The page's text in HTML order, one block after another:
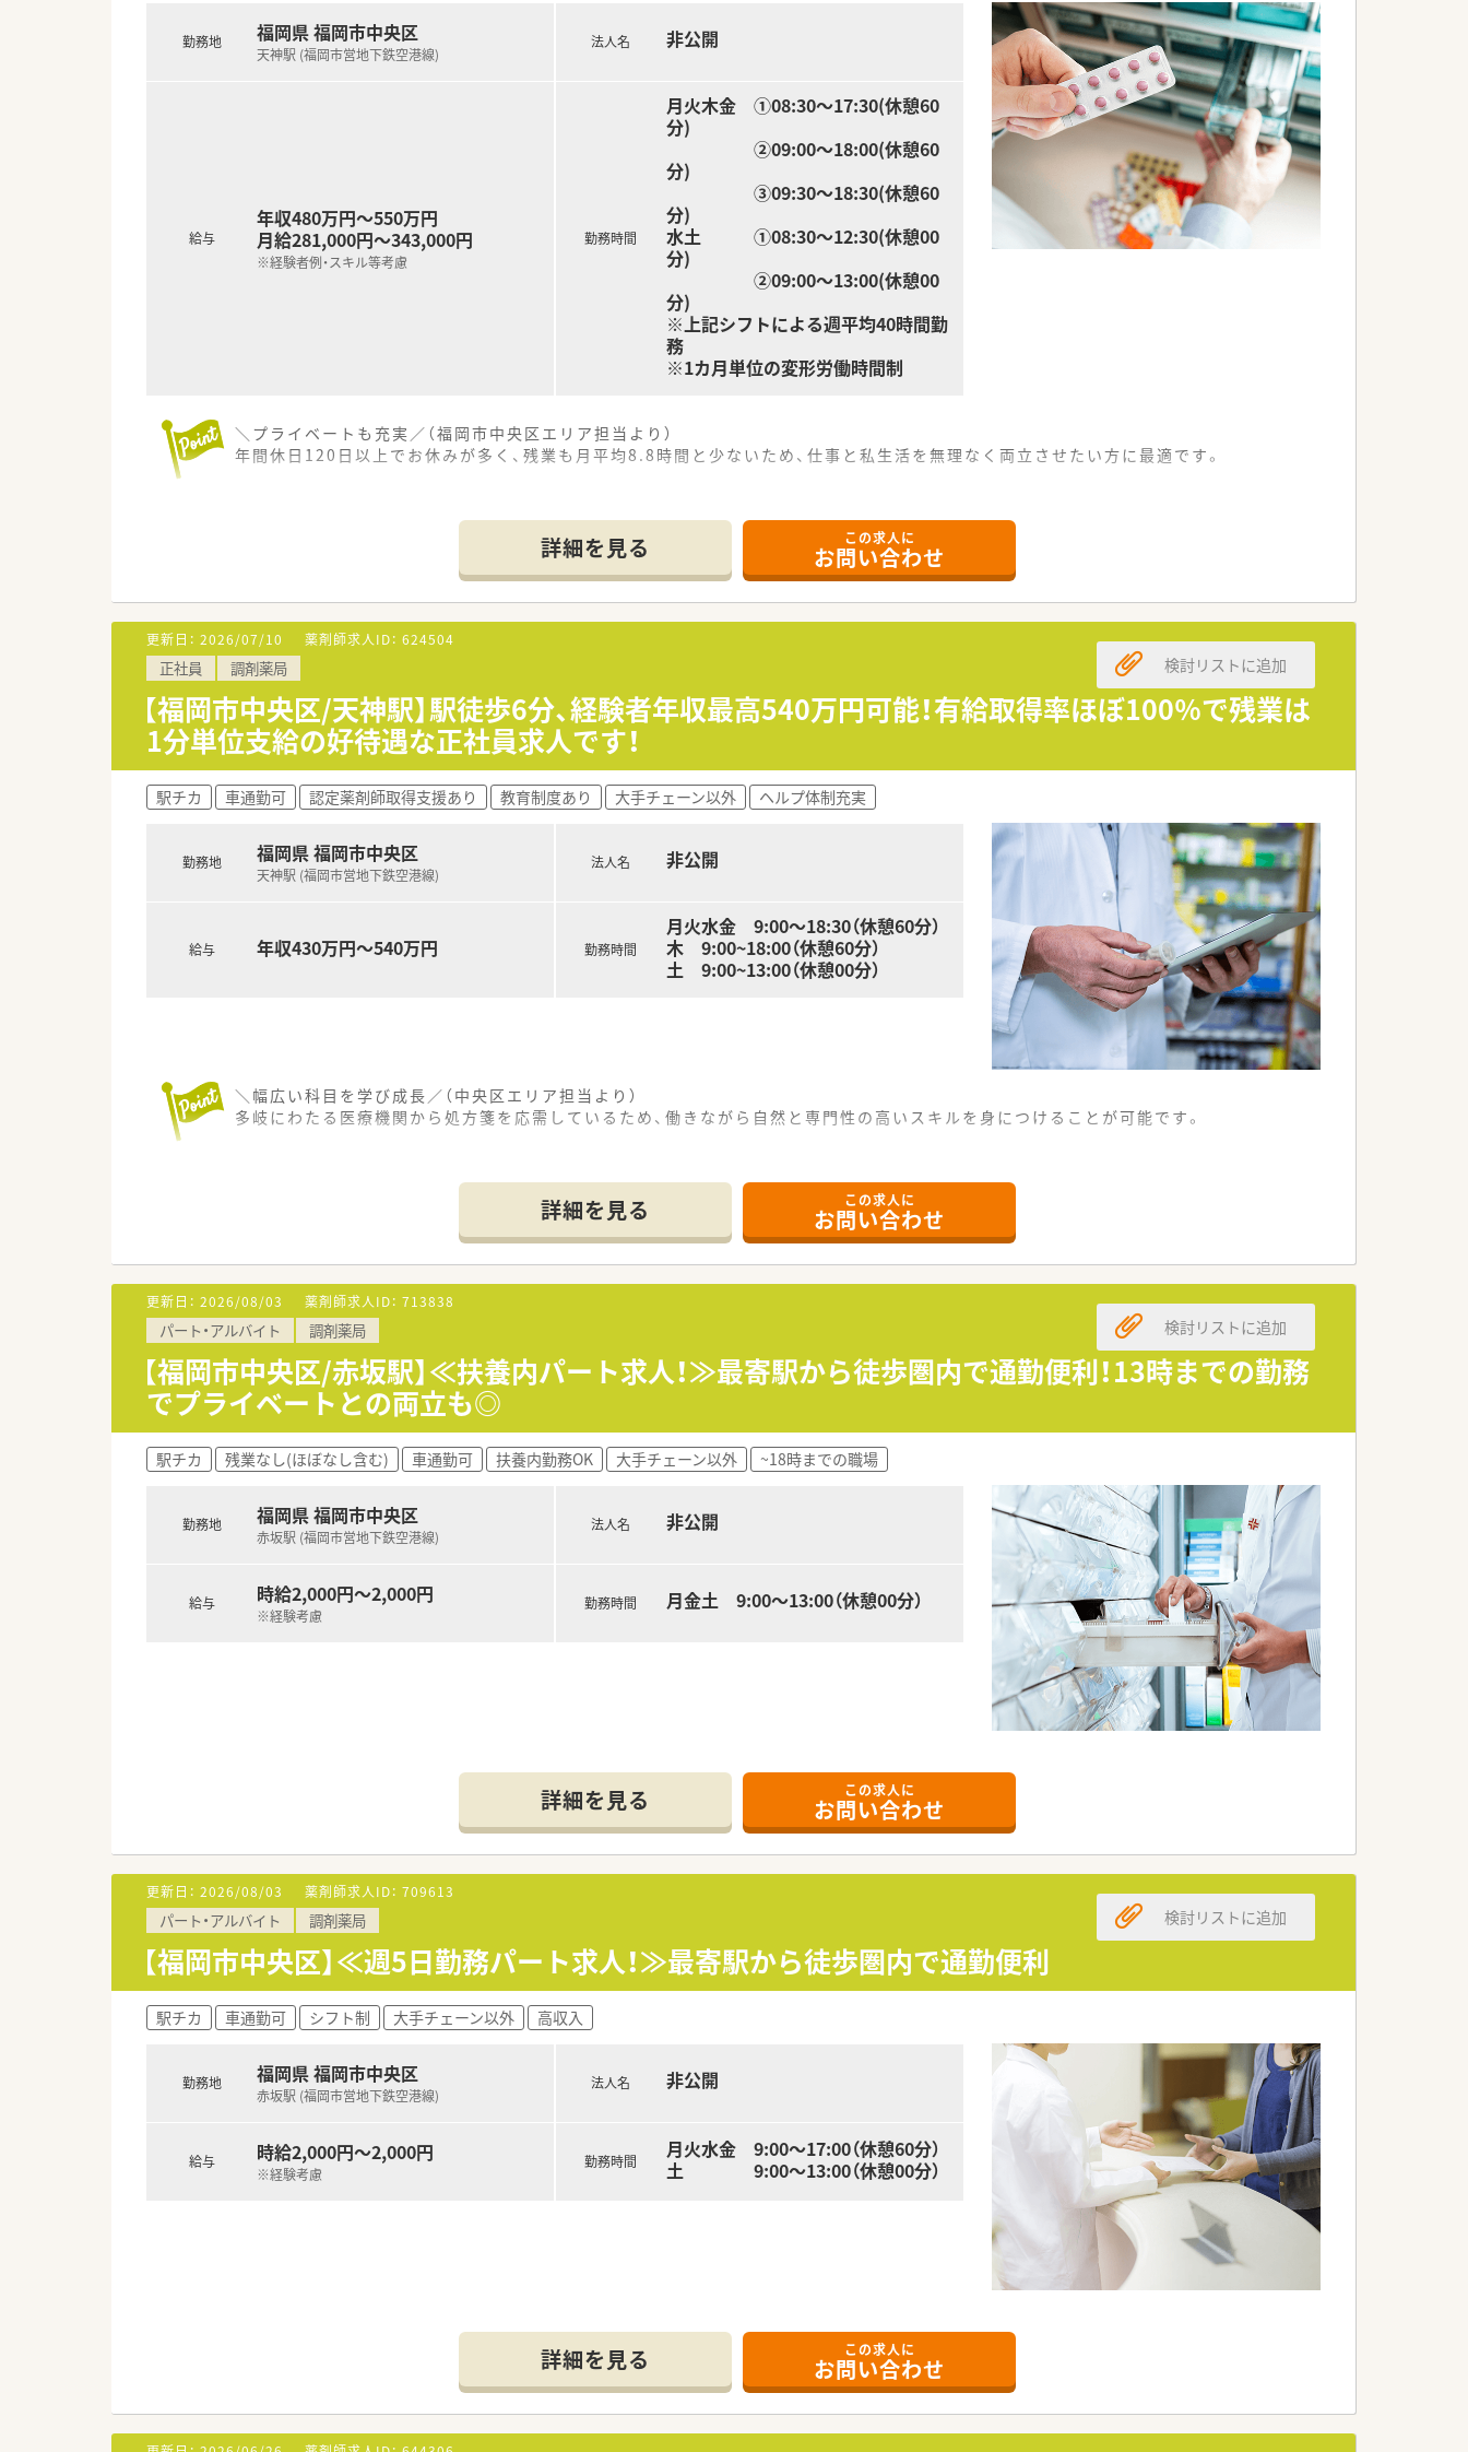
勤務地 福岡県 福岡市中央区
天神駅 (福岡市営地下鉄空港線)
給与
年収480万円～550万円
月給281,000円～343,000円
※経験者例・スキル等考慮
法人名 非公開
勤務時間
月火木金 ①08:30～17:30(休憩60
分)
②09:00～18:00(休憩60
分)
③09:30～18:30(休憩60
分)
水土 ①08:30～12:30(休憩00
分)
②09:00～13:00(休憩00
分)
※上記シフトによる週平均40時間勤
務
※1カ月単位の変形労働時間制
＼プライベートも充実／（福岡市中央区エリア担当より）
年間休日120日以上でお休みが多く、残業も月平均8.8時間と少ないため、仕事と私生活を無理なく両立させたい方に最適です。
■福岡市中央区に位置する当店舗は、地下鉄空港線の天神駅から徒歩4分という非常にアクセスしやすい好立地にございます。
■主に糖尿病や甲状腺疾患を専門とする近隣のクリニックから、1日あたり平均100枚の処方せんを応需しております。
■高度な専門科目に対応するため、薬剤師は正社員3名の常時体制を維持し、事務員2名とともに業務を行っています。
【募集背景と求める人物像について】
■今回は体制強化に伴う欠員補充の募集となっており、これまでの調剤経験を活かして即戦力となる方を歓迎しております。
■人気エリアのため充足傾向にありますが、患者様との明るいコミュニケーションを大切にできる方を求めています。
■地域の皆様に深く信頼される薬局を目指して、意欲を持って周囲と協力しながら日々の業務に取り組める方を募ります。
【法人特徴について】
■東証プライム上場企業である東邦ホールディングスのグループ会社として、盤石で安定した経営基盤を確立しています。
■患者様の生活の質向上を考慮した服薬指導の実践と、最新のＩＣＴシステムを導入した薬歴管理を行っている企業です。
■東北から沖縄にいたるまで、全国の非常に多くの店舗において、未来を見据えた在宅医療に積極的に取り組んでいます。
詳細を見る この求人に
お問い合わせ
更新日： 2026/07/10 薬剤師求人ID： 624504
正社員 調剤薬局
【福岡市中央区/天神駅】駅徒歩6分、経験者年収最高540万円可能！有給取得率ほぼ100％で残業は
1分単位支給の好待遇な正社員求人です！
検討リストに追加
駅チカ 車通勤可 認定薬剤師取得支援あり 教育制度あり 大手チェーン以外 ヘルプ体制充実
勤務地 福岡県 福岡市中央区
天神駅 (福岡市営地下鉄空港線)
給与 年収430万円～540万円
法人名 非公開
勤務時間
月火水金 9:00～18:30（休憩60分）
木 9:00~18:00（休憩60分）
土 9:00~13:00（休憩00分）
＼幅広い科目を学び成長／（中央区エリア担当より）
多岐にわたる医療機関から処方箋を応需しているため、働きながら自然と専門性の高いスキルを身につけることが可能です。
■天神駅から徒歩6分の好立地にあり、内科や心療内科、歯科や糖尿病内科の処方箋を日に60枚から80枚ほど応需しています。
■医療機関との関係性が非常に良好で、よこがわ内科クリニックや北天神ストレスケアクリニックなどから幅広く応需しています。
■店舗には常勤薬剤師が2名とパート薬剤師が1名在籍しており、常時2名から3名体制に加えて事務員も配置されています。
【法人特徴について】
■福岡市内を中心として福岡県内に限定したドミナント出店を果たしており、地域に密着して58店舗を展開しています。
■ドクターの開業支援から一緒に新規開局に携わっているため、処方元の医療機関との信頼関係が非常に強固です。
■調剤報酬改定における処方箋集中率の引き下げ対策として、医療モール型店舗の出店強化を図り経営の安定化を進めています。
【こんな方にオススメ】
■平日の残業時間を適正に管理してもらい、プライベートや家庭との両立をしっかり図りたい方に強くオススメします。
■福岡市内近郊に多数の店舗があるため、自身の自宅からのアクセスを考慮した無理のない範囲で通勤したい方に最適です。
■中途入社からキャリアをスタートさせて部長職へ昇格した実績が多数あるため、中途から上を目指したい方に最適です。
詳細を見る この求人に
お問い合わせ
更新日： 2026/08/03 薬剤師求人ID： 713838
パート・アルバイト 調剤薬局
【福岡市中央区/赤坂駅】≪扶養内パート求人！≫最寄駅から徒歩圏内で通勤便利！13時までの勤務
でプライベートとの両立も◎
検討リストに追加
駅チカ 残業なし(ほぼなし含む) 車通勤可 扶養内勤務OK 大手チェーン以外 ~18時までの職場
勤務地 福岡県 福岡市中央区
赤坂駅 (福岡市営地下鉄空港線)
給与 時給2,000円～2,000円
※経験考慮
法人名 非公開
勤務時間 月金土 9:00～13:00（休憩00分）
詳細を見る この求人に
お問い合わせ
更新日： 2026/08/03 薬剤師求人ID： 709613
パート・アルバイト 調剤薬局
【福岡市中央区】≪週5日勤務パート求人！≫最寄駅から徒歩圏内で通勤便利
検討リストに追加
駅チカ 車通勤可 シフト制 大手チェーン以外 高収入
勤務地 福岡県 福岡市中央区
赤坂駅 (福岡市営地下鉄空港線)
給与 時給2,000円～2,000円
※経験考慮
法人名 非公開
勤務時間
月火水金 9:00～17:00（休憩60分）
土 9:00～13:00（休憩00分）
詳細を見る この求人に
お問い合わせ